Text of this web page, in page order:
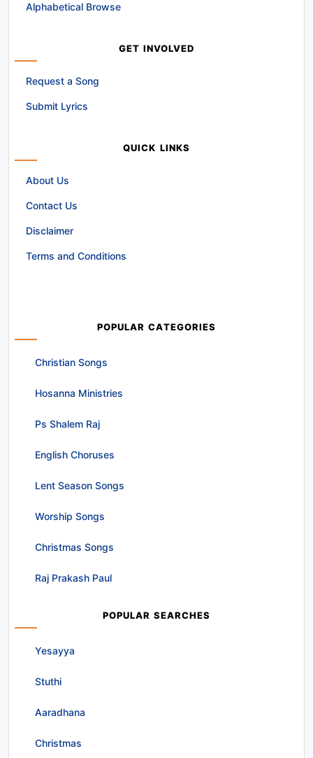
Alphabetical Browse
GET INVOLVED
Request a Song
Submit Lyrics
QUICK LINKS
About Us
Contact Us
Disclaimer
Terms and Conditions
POPULAR CATEGORIES
Christian Songs
Hosanna Ministries
Ps Shalem Raj
English Choruses
Lent Season Songs
Worship Songs
Christmas Songs
Raj Prakash Paul
POPULAR SEARCHES
Yesayya
Stuthi
Aaradhana
Christmas